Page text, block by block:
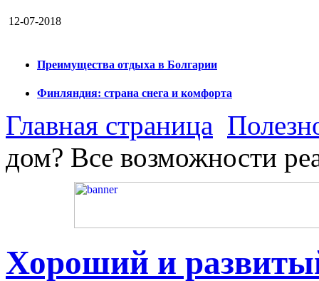
12-07-2018
Преимущества отдыха в Болгарии
Финляндия: страна снега и комфорта
Главная страница
дом? Все возможности
Хороший и